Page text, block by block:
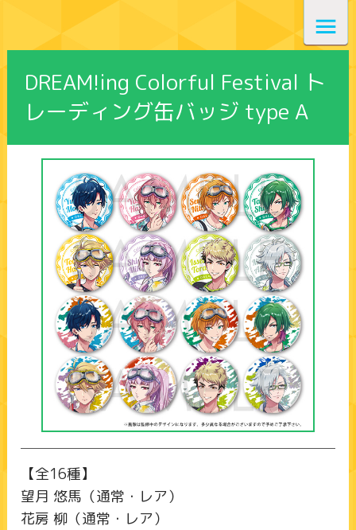
DREAM!ing Colorful Festival ト
レーディング缶バッジ type A
【全16種】
望月 悠馬（通常・レア）
花房 柳（通常・レア）